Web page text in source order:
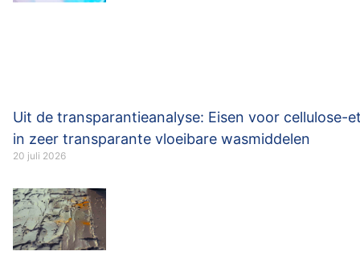
Uit de transparantieanalyse: Eisen voor cellulose-
in zeer transparante vloeibare wasmiddelen
20 juli 2026